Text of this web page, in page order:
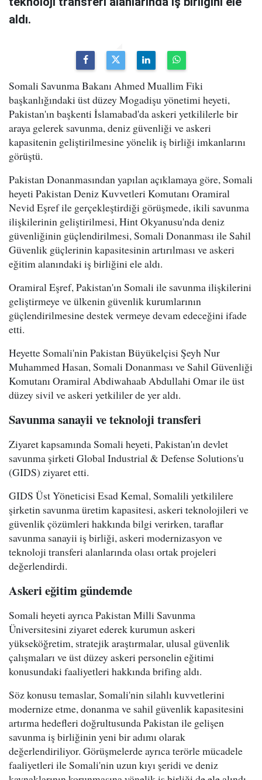
aldı.
Somali Savunma Bakanı Ahmed Muallim Fiki
başkanlığındaki üst düzey Mogadişu yönetimi heyeti,
Pakistan'ın başkenti İslamabad'da askeri yetkililerle bir
araya gelerek savunma, deniz güvenliği ve askeri
kapasitenin geliştirilmesine yönelik iş birliği imkanlarını
görüştü.
Pakistan Donanmasından yapılan açıklamaya göre, Somali
heyeti Pakistan Deniz Kuvvetleri Komutanı Oramiral
Nevid Eşref ile gerçekleştirdiği görüşmede, ikili savunma
ilişkilerinin geliştirilmesi, Hint Okyanusu'nda deniz
güvenliğinin güçlendirilmesi, Somali Donanması ile Sahil
Güvenlik güçlerinin kapasitesinin artırılması ve askeri
eğitim alanındaki iş birliğini ele aldı.
Oramiral Eşref, Pakistan'ın Somali ile savunma ilişkilerini
geliştirmeye ve ülkenin güvenlik kurumlarının
güçlendirilmesine destek vermeye devam edeceğini ifade
etti.
Heyette Somali'nin Pakistan Büyükelçisi Şeyh Nur
Muhammed Hasan, Somali Donanması ve Sahil Güvenliği
Komutanı Oramiral Abdiwahaab Abdullahi Omar ile üst
düzey sivil ve askeri yetkililer de yer aldı.
Savunma sanayii ve teknoloji transferi
Ziyaret kapsamında Somali heyeti, Pakistan'ın devlet
savunma şirketi Global Industrial & Defense Solutions'u
(GIDS) ziyaret etti.
GIDS Üst Yöneticisi Esad Kemal, Somalili yetkililere
şirketin savunma üretim kapasitesi, askeri teknolojileri ve
güvenlik çözümleri hakkında bilgi verirken, taraflar
savunma sanayii iş birliği, askeri modernizasyon ve
teknoloji transferi alanlarında olası ortak projeleri
değerlendirdi.
Askeri eğitim gündemde
Somali heyeti ayrıca Pakistan Milli Savunma
Üniversitesini ziyaret ederek kurumun askeri
yükseköğretim, stratejik araştırmalar, ulusal güvenlik
çalışmaları ve üst düzey askeri personelin eğitimi
konusundaki faaliyetleri hakkında brifing aldı.
Söz konusu temaslar, Somali'nin silahlı kuvvetlerini
modernize etme, donanma ve sahil güvenlik kapasitesini
artırma hedefleri doğrultusunda Pakistan ile gelişen
savunma iş birliğinin yeni bir adımı olarak
değerlendiriliyor. Görüşmelerde ayrıca terörle mücadele
faaliyetleri ile Somali'nin uzun kıyı şeridi ve deniz